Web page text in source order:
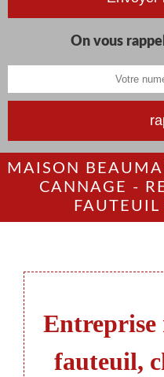
On vous
MAISON
CANNAGE -
Entreprise
fauteuil,